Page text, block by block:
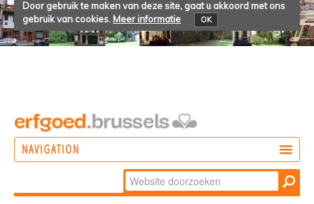
Door gebruik te maken van deze site, gaat u akkoord met ons
gebruik van cookies. Meer informatie OK
NAVIGATION
Zoek
Geavanceerd